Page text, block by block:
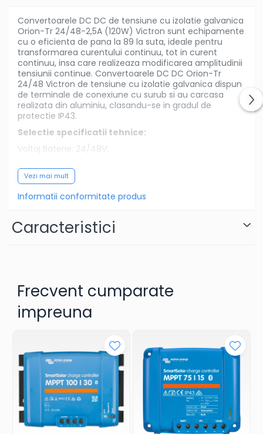
Convertoarele DC DC de tensiune cu izolatie galvanica
Orion-Tr 24/48-2,5A (120W) Victron sunt echipamente
cu o eficienta de pana la 89 la suta, ideale pentru
transformarea curentului continuu, tot in curent
continuu, insa care realizeaza modificarea amplitudinii
tensiunii continue. Convertoarele DC DC Orion-Tr
24/48 Victron de tensiune cu izolatie galvanica dispun
de terminale de conexiune cu surub si au carcasa
realizata din aluminiu, clasandu-se in gradul de
protectie IP43.
Selectie specificatii tehnice:
Voltaj Baterie: 24/48V;
Tensiune de iesire (V): 40
Curent maxim de incarcare: 2.5A;
Temperatura de operare
Greutate (kg) 0,42;
Va rugam sa consultati cartea tehnica pentru
detalii complete!
Vezi mai mult
Informatii conformitate produs
Caracteristici
Frecvent cumparate
impreuna